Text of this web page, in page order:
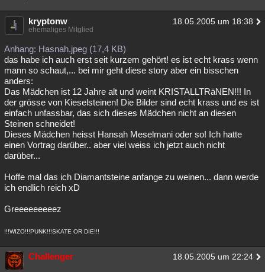
kryptonw 18.05.2005 um 18:38
ehemaliges Mitglied
Anhang: Hasnah.jpeg (17,4 KB)
das habe ich auch erst seit kurzem gehört! es ist echt krass wenn
mann so schaut,... bei mir geht diese story aber ein bisschen
anders:
Das Mädchen ist 12 Jahre alt und weint KRISTALLTRäNEN!!! In
der grösse von Kieselsteinen! Die Bilder sind echt krass und es ist
einfach unfassbar, das sich dieses Mädchen nicht an diesen
Steinen schneidet!
Dieses Mädchen heisst Hansah Meselmani oder so! Ich hatte
einen Vortrag darüber.. aber viel weiss ich jetzt auch nicht
darüber...
Hoffe mal das ich Diamantsteine anfange zu weinen... dann werde
ich endlich reich xD
Greeeeeeeeez
!!!WIZO!!!PUNK!!!SKATE OR DIE!!!
Challenger 18.05.2005 um 22:24